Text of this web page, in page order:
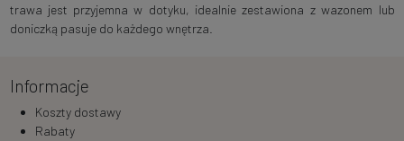
trawa jest przyjemna w dotyku, idealnie zestawiona z wazonem lub
doniczką pasuje do każdego wnętrza.
Informacje
Koszty dostawy
Rabaty